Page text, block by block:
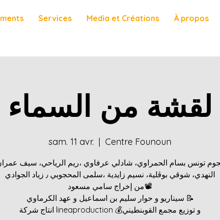
Services Media et Créations À propos
لقشة من السماء
sam. 11 avr.
  |
Centre Founoun
تونس بسام الحمراوي، شادلي عرفاوي ،ريم الرياحي، سيف
النهدي، شوقي بوڨلية، نسيم زايدية ،سلمى المحجوبي ٫ زياد الجوادي
من إخراج سامي مسعود📽️
سيناريو و حوار سليم بن اسماعيل و عهد الكرماوي 📝
انتاج شركة lineaproduction 💰و توزيع مجمع القوبنطيني